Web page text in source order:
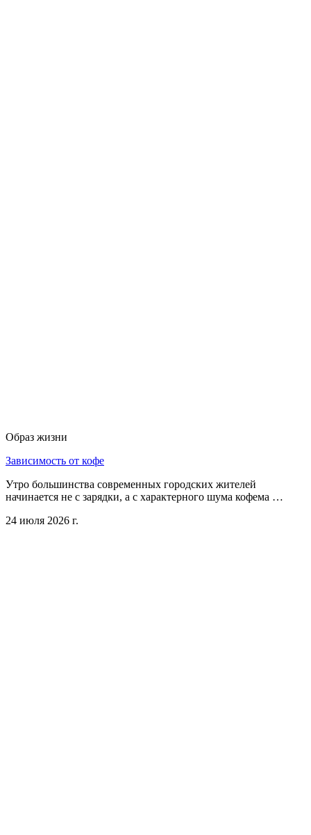
Образ жизни
Зависимость от кофе
Утро большинства современных городских жителей
начинается не с зарядки, а с характерного шума кофема …
24 июля 2026 г.